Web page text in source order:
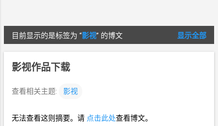
博
文
目前显示的是标签为 “影视” 的博文 显示全部
影视作品下载
查看相关主题: 影视
无法查看这则摘要。请 点击此处查看博文。